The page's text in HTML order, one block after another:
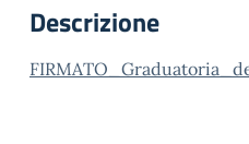
Descrizione